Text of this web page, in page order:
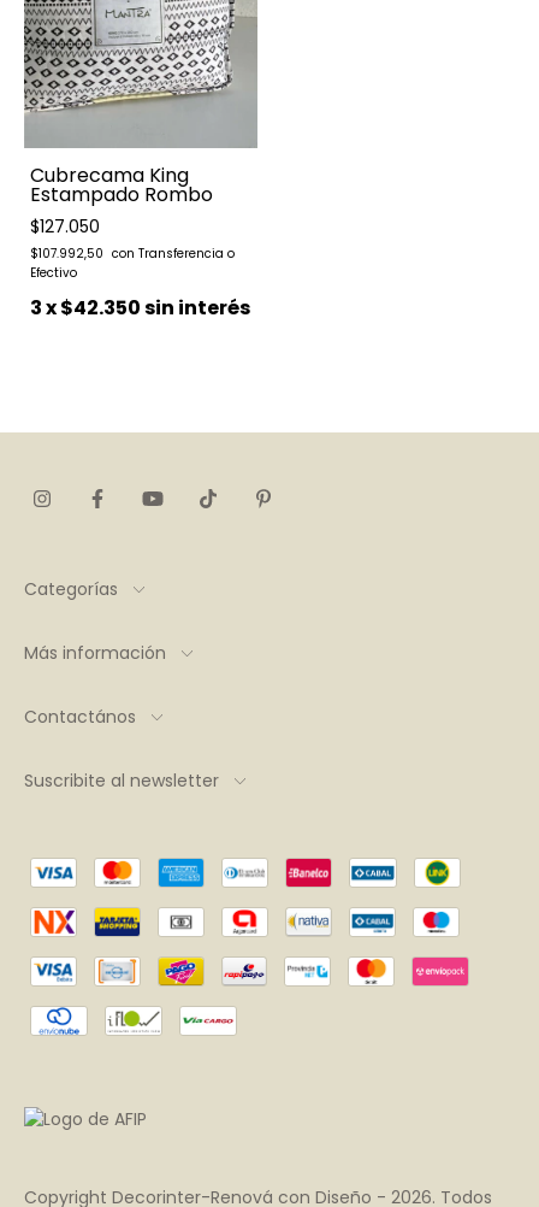
Cubrecama King
Estampado Rombo
$127.050
$107.992,50
3x$42.350sin interés
Categorías
Más información
Contactános
Suscribite al newsletter
Copyright Decorinter-Renová con Diseño - 2026. Todos